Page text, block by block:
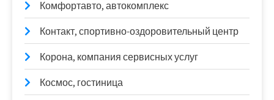
Комфортавто, автокомплекс
Контакт, спортивно-оздоровительный центр
Корона, компания сервисных услуг
Космос, гостиница